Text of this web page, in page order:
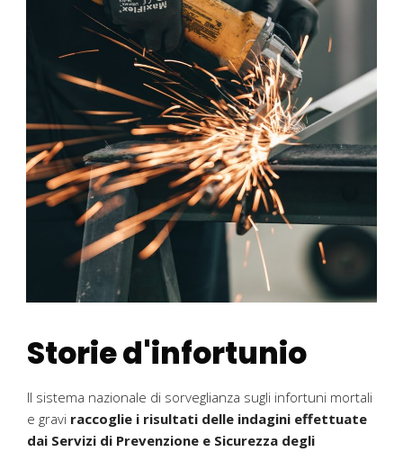
Storie d'infortunio
Il sistema nazionale di sorveglianza sugli infortuni mortali
e gravi raccoglie i risultati delle indagini effettuate
dai Servizi di Prevenzione e Sicurezza degli